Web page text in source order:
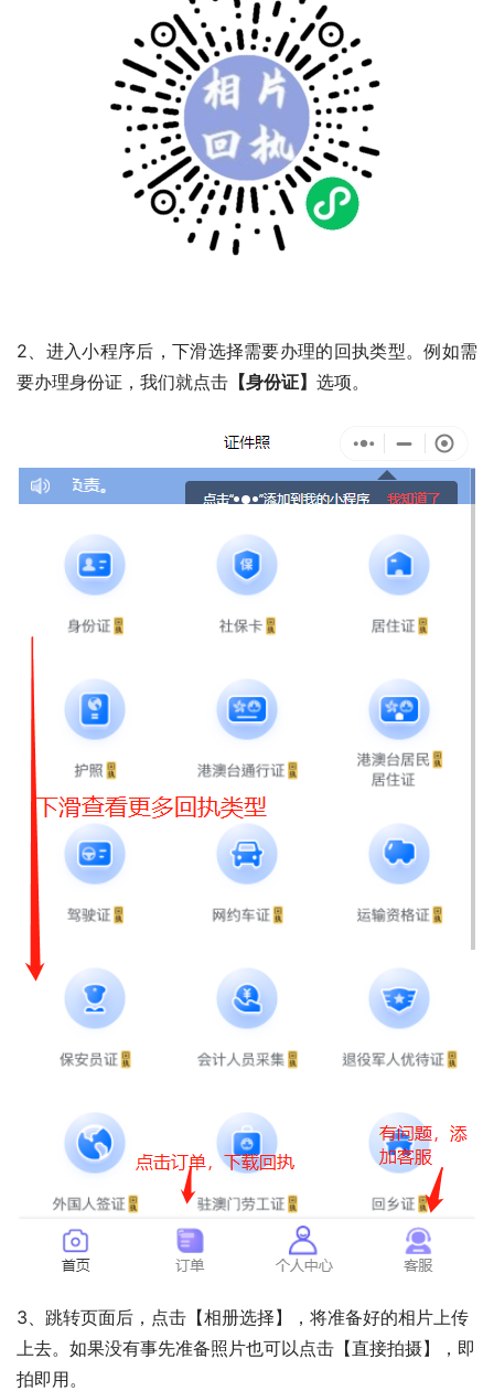
2、进入小程序后，下滑选择需要办理的回执类型。例如需
要办理身份证，我们就点击 【身份证】 选项。
3、跳转页面后，点击【相册选择】，将准备好的相片上传
上去。如果没有事先准备照片也可以点击【直接拍摄】，即
拍即用。